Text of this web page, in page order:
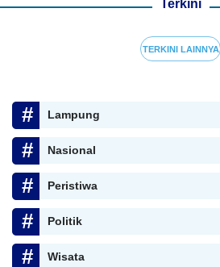
Terkini
TERKINI LAINNYA
Lampung
Nasional
Peristiwa
Politik
Wisata